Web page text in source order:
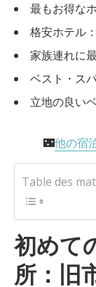
最もお得な
格安ホテル：
家族連れに
ベスト・ス
立地の良い
🌃他の宿
Table des
初めて
所：旧